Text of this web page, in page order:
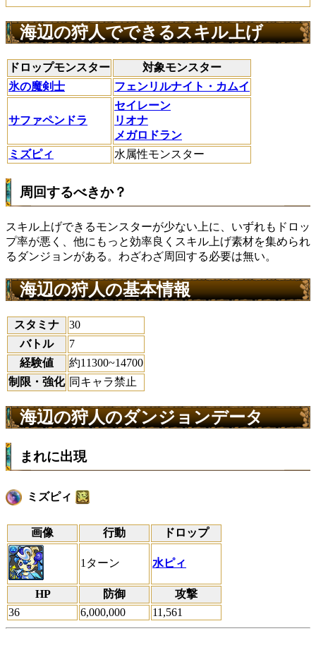
海辺の狩人でできるスキル上げ
ドロップモンスター
対象モンスター
氷の魔剣士
フェンリルナイト・カムイ
サファペンドラ
セイレーン
リオナ
メガロドラン
ミズピィ
水属性モンスター
周回するべきか？
スキル上げできるモンスターが少ない上に、いずれもドロッ
プ率が悪く、他にもっと効率良くスキル上げ素材を集められ
るダンジョンがある。わざわざ周回する必要は無い。
海辺の狩人の基本情報
スタミナ
30
バトル
7
経験値
約11300~14700
制限・強化 同キャラ禁止
海辺の狩人のダンジョンデータ
まれに出現
ミズピィ
画像 行動 ドロップ
1ターン 水ピィ
HP 防御
攻撃
36
6,000,000 11,561